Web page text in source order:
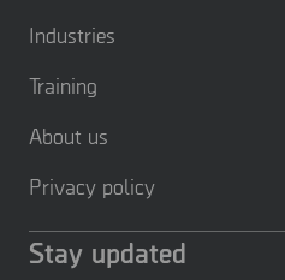
Industries
Training
About us
Privacy policy
Stay updated